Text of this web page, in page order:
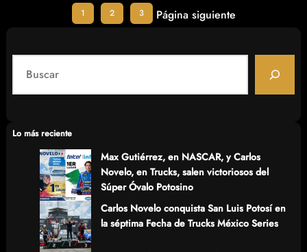
1 2 3 Página siguiente
a
cLo más reciente
Max Gutiérrez, en NASCAR, y Carlos
Novelo, en Trucks, salen victoriosos del
Súper Óvalo Potosino
Carlos Novelo conquista San Luis Potosí en
la séptima Fecha de Trucks México Series